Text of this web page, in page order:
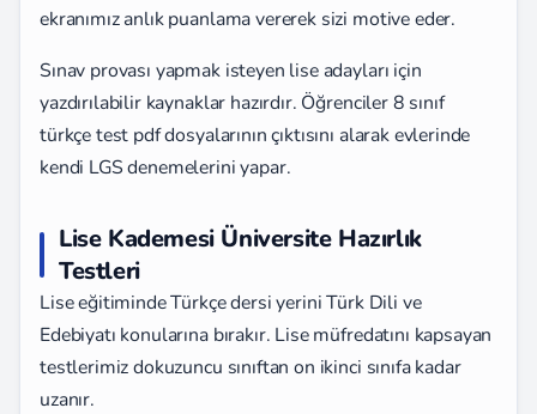
ekranımız anlık puanlama vererek sizi motive eder.
Sınav provası yapmak isteyen lise adayları için
yazdırılabilir kaynaklar hazırdır. Öğrenciler 8 sınıf
türkçe test pdf dosyalarının çıktısını alarak evlerinde
kendi LGS denemelerini yapar.
Lise Kademesi Üniversite Hazırlık
Testleri
Lise eğitiminde Türkçe dersi yerini Türk Dili ve
Edebiyatı konularına bırakır. Lise müfredatını kapsayan
testlerimiz dokuzuncu sınıftan on ikinci sınıfa kadar
uzanır.